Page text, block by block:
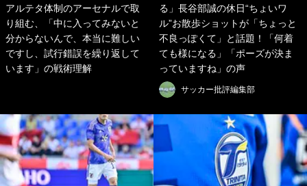
アルテタ体制のアーセナルで取
り組む、「中に入ってみないと
分からないんで、本当に難しい
ですし、試行錯誤を繰り返して
います」の戦術理解
る」長谷部誠の休日“ちょいワ
ル”お散歩ショットが「ちょっと
不良っぽくて」と話題！「何着
ても様になる」「ポーズが決ま
っていますね」の声
サッカー批評編集部